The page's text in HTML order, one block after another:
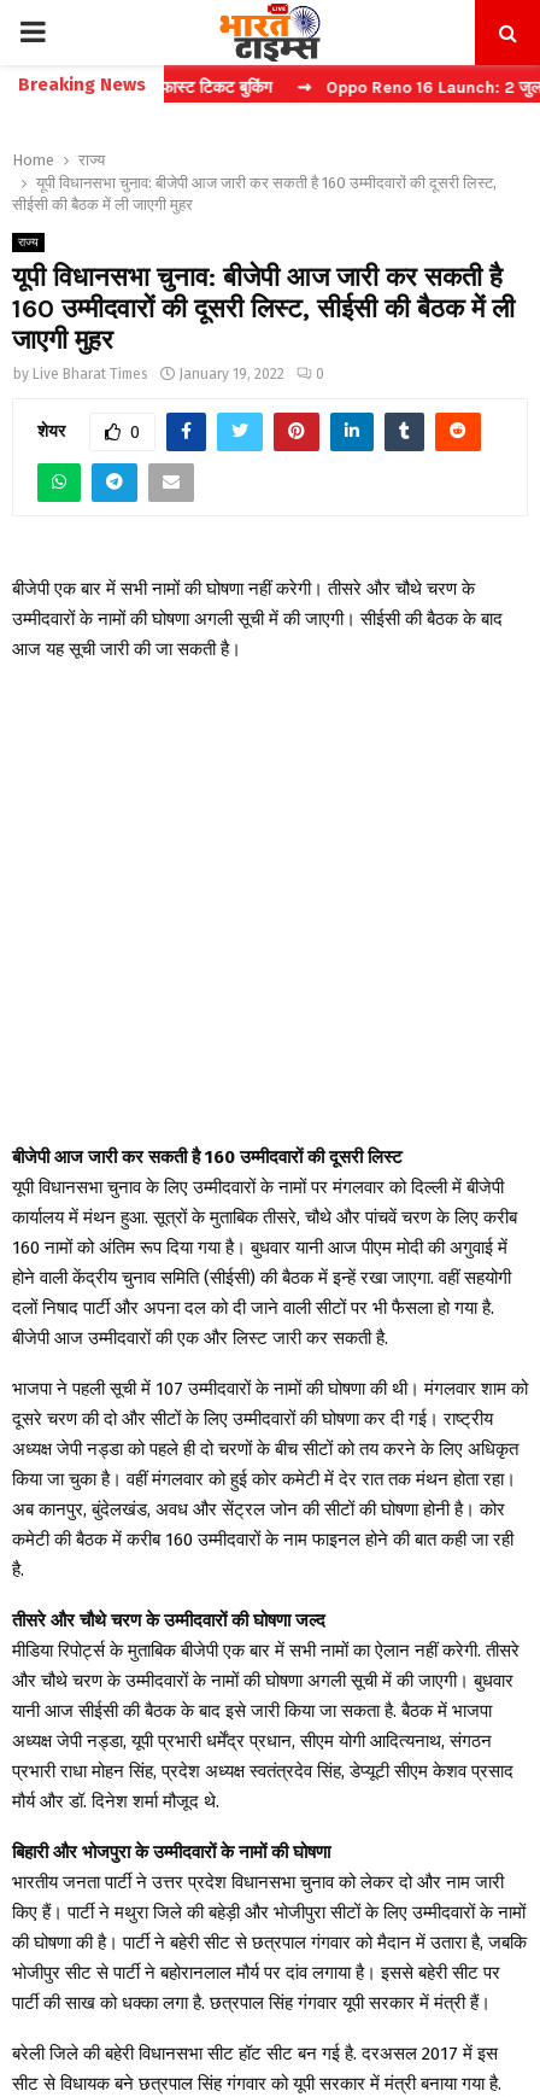
PRIMARY
MENU
Breaking News
कैप्चा करें फास्ट टिकट बुकिंग ⇝ Oppo Reno 16 Launch: 2 जुलाई को
Home
राज्य
यूपी विधानसभा चुनाव: बीजेपी आज जारी कर सकती है 160 उम्मीदवारों की दूसरी लिस्ट,
सीईसी की बैठक में ली जाएगी मुहर
राज्य
यूपी विधानसभा चुनाव: बीजेपी आज जारी कर सकती है
160 उम्मीदवारों की दूसरी लिस्ट, सीईसी की बैठक में ली
जाएगी मुहर
by Live Bharat Times January 19, 2022 0
शेयर 0
बीजेपी एक बार में सभी नामों की घोषणा नहीं करेगी। तीसरे और चौथे चरण के
उम्मीदवारों के नामों की घोषणा अगली सूची में की जाएगी। सीईसी की बैठक के बाद
आज यह सूची जारी की जा सकती है।
बीजेपी आज जारी कर सकती है 160 उम्मीदवारों की दूसरी लिस्ट
यूपी विधानसभा चुनाव के लिए उम्मीदवारों के नामों पर मंगलवार को दिल्ली में बीजेपी
कार्यालय में मंथन हुआ. सूत्रों के मुताबिक तीसरे, चौथे और पांचवें चरण के लिए करीब
160 नामों को अंतिम रूप दिया गया है। बुधवार यानी आज पीएम मोदी की अगुवाई में
होने वाली केंद्रीय चुनाव समिति (सीईसी) की बैठक में इन्हें रखा जाएगा. वहीं सहयोगी
दलों निषाद पार्टी और अपना दल को दी जाने वाली सीटों पर भी फैसला हो गया है.
बीजेपी आज उम्मीदवारों की एक और लिस्ट जारी कर सकती है.
भाजपा ने पहली सूची में 107 उम्मीदवारों के नामों की घोषणा की थी। मंगलवार शाम को
दूसरे चरण की दो और सीटों के लिए उम्मीदवारों की घोषणा कर दी गई। राष्ट्रीय
अध्यक्ष जेपी नड्डा को पहले ही दो चरणों के बीच सीटों को तय करने के लिए अधिकृत
किया जा चुका है। वहीं मंगलवार को हुई कोर कमेटी में देर रात तक मंथन होता रहा।
अब कानपुर, बुंदेलखंड, अवध और सेंट्रल जोन की सीटों की घोषणा होनी है। कोर
कमेटी की बैठक में करीब 160 उम्मीदवारों के नाम फाइनल होने की बात कही जा रही
है.
तीसरे और चौथे चरण के उम्मीदवारों की घोषणा जल्द
मीडिया रिपोर्ट्स के मुताबिक बीजेपी एक बार में सभी नामों का ऐलान नहीं करेगी. तीसरे
और चौथे चरण के उम्मीदवारों के नामों की घोषणा अगली सूची में की जाएगी। बुधवार
यानी आज सीईसी की बैठक के बाद इसे जारी किया जा सकता है. बैठक में भाजपा
अध्यक्ष जेपी नड्डा, यूपी प्रभारी धर्मेंद्र प्रधान, सीएम योगी आदित्यनाथ, संगठन
प्रभारी राधा मोहन सिंह, प्रदेश अध्यक्ष स्वतंत्रदेव सिंह, डेप्यूटी सीएम केशव प्रसाद
मौर्य और डॉ. दिनेश शर्मा मौजूद थे.
बिहारी और भोजपुरा के उम्मीदवारों के नामों की घोषणा
भारतीय जनता पार्टी ने उत्तर प्रदेश विधानसभा चुनाव को लेकर दो और नाम जारी
किए हैं। पार्टी ने मथुरा जिले की बहेड़ी और भोजीपुरा सीटों के लिए उम्मीदवारों के नामों
की घोषणा की है। पार्टी ने बहेरी सीट से छत्रपाल गंगवार को मैदान में उतारा है, जबकि
भोजीपुर सीट से पार्टी ने बहोरानलाल मौर्य पर दांव लगाया है। इससे बहेरी सीट पर
पार्टी की साख को धक्का लगा है. छत्रपाल सिंह गंगवार यूपी सरकार में मंत्री हैं।
बरेली जिले की बहेरी विधानसभा सीट हॉट सीट बन गई है. दरअसल 2017 में इस
सीट से विधायक बने छत्रपाल सिंह गंगवार को यूपी सरकार में मंत्री बनाया गया है.